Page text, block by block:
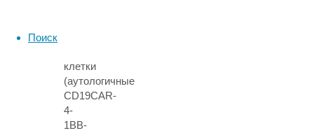
Поиск
клетки
(аутологичные
CD19CAR-
4-
1BB-